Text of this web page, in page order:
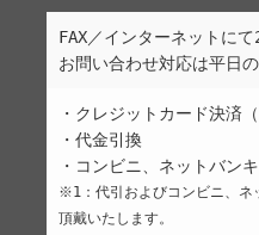
FAX／インターネットに
お問い合わせ対応は平日の
・クレジットカード決済
・代金引換
・コンビニ、ネットバン
※1：代引およびコンビニ、ネ
頂戴いたします。